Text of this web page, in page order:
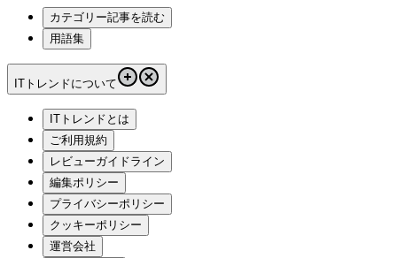
カテゴリー記事を読む
用語集
ITトレンドについて
ITトレンドとは
ご利用規約
レビューガイドライン
編集ポリシー
プライバシーポリシー
クッキーポリシー
運営会社